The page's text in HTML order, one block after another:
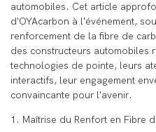
automobiles. Cet article
d'OYAcarbon à l'événement,
renforcement de la fibre de
des constructeurs automobiles
technologies de pointe, leurs
interactifs, leur engagement
convaincante pour l'avenir.
1. Maîtrise du Renfort en Fibre